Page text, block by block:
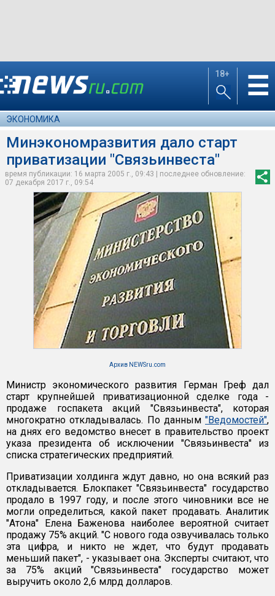
18+ ☰
ЭКОНОМИКА
Минэкономразвития дало старт
приватизации "Связьинвеста"
время публикации: 16 марта 2005 г., 09:43 | последнее обновление:
07 декабря 2017 г., 09:54
Архив NEWSru.com
Министр экономического развития Герман Греф дал
старт крупнейшей приватизационной сделке года -
продаже госпакета акций "Связьинвеста", которая
многократно откладывалась. По данным "Ведомостей",
на днях его ведомство внесет в правительство проект
указа президента об исключении "Связьинвеста" из
списка стратегических предприятий.
Приватизации холдинга ждут давно, но она всякий раз
откладывается. Блокпакет "Связьинвеста" государство
продало в 1997 году, и после этого чиновники все не
могли определиться, какой пакет продавать. Аналитик
"Атона" Елена Баженова наиболее вероятной считает
продажу 75% акций. "С нового года озвучивалась только
эта цифра, и никто не ждет, что будут продавать
меньший пакет", - указывает она. Эксперты считают, что
за 75% акций "Связьинвеста" государство может
выручить около 2,6 млрд долларов.